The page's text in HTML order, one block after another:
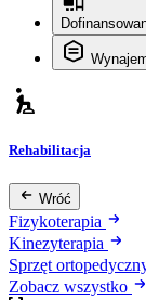
Rehabilitacja
Wróć
Fizykoterapia
Kinezyterapia
Sprzęt
Zobacz wszystko